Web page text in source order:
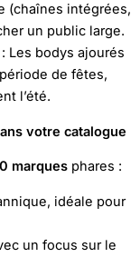
(chaînes intégrées,
un public large.
: Les bodys ajourés
de fêtes,
l’été.
votre catalogue
marques phares :
idéale pour
un focus sur le